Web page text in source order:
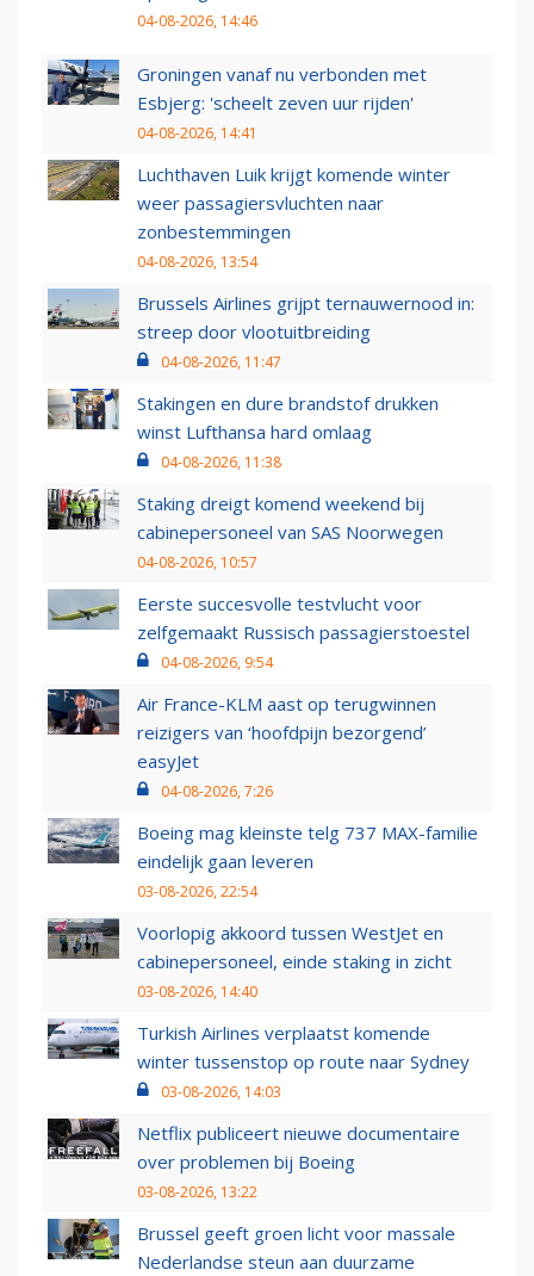
04-08-2026, 14:46
Groningen vanaf nu verbonden met
Esbjerg: 'scheelt zeven uur rijden'
04-08-2026, 14:41
Luchthaven Luik krijgt komende winter
weer passagiersvluchten naar
zonbestemmingen
04-08-2026, 13:54
Brussels Airlines grijpt ternauwernood in:
streep door vlootuitbreiding
04-08-2026, 11:47
Stakingen en dure brandstof drukken
winst Lufthansa hard omlaag
04-08-2026, 11:38
Staking dreigt komend weekend bij
cabinepersoneel van SAS Noorwegen
04-08-2026, 10:57
Eerste succesvolle testvlucht voor
zelfgemaakt Russisch passagierstoestel
04-08-2026, 9:54
Air France-KLM aast op terugwinnen
reizigers van ‘hoofdpijn bezorgend’
easyJet
04-08-2026, 7:26
Boeing mag kleinste telg 737 MAX-familie
eindelijk gaan leveren
03-08-2026, 22:54
Voorlopig akkoord tussen WestJet en
cabinepersoneel, einde staking in zicht
03-08-2026, 14:40
Turkish Airlines verplaatst komende
winter tussenstop op route naar Sydney
03-08-2026, 14:03
Netflix publiceert nieuwe documentaire
over problemen bij Boeing
03-08-2026, 13:22
Brussel geeft groen licht voor massale
Nederlandse steun aan duurzame